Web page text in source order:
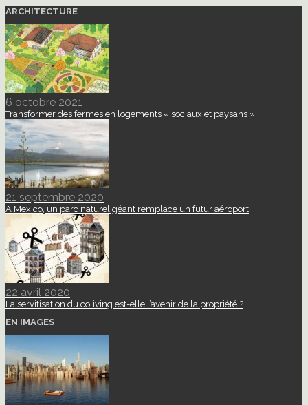
ARCHITECTURE
6 octobre 2021
Transformer des fermes en logements « sociaux et paysans »
21 septembre 2020
A Mexico, un parc naturel géant remplace un futur aéroport
22 avril 2020
La servitisation du coliving est-elle l’avenir de la propriété ?
EN IMAGES